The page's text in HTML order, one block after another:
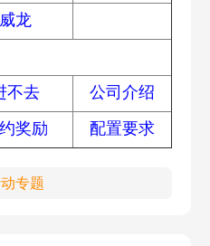
威龙
不去
公司介绍
奖励 配置要求
专题